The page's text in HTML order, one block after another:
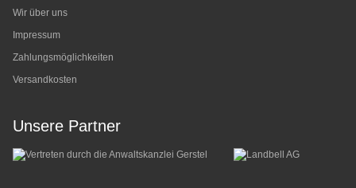
Wir über uns
Impressum
Zahlungsmöglichkeiten
Versandkosten
Unsere Partner